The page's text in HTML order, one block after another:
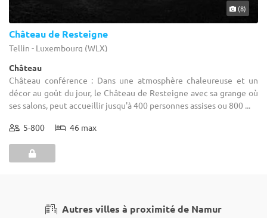
(8)
Château de Resteigne
Tellin - Luxembourg (WLX)
Château
Château conférence : Dans une atmosphère chaleureuse et un
décor au goût du jour, le Château de Resteigne avec sa grange où
ses salons, peut accueillir jusqu'à 400 personnes assises ou 800 ...
5-800 46 max
Autres villes à proximité de Namur